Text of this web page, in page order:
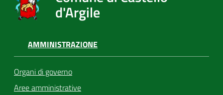
d'Argile
AMMINISTRAZIONE
Organi di governo
Aree amministrative